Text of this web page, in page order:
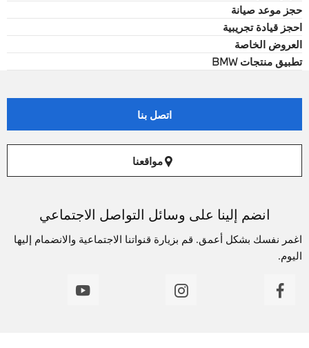
حجز موعد صيانة
احجز قيادة تجريبية
العروض الخاصة
تطبيق منتجات BMW
اتصل بنا
مواقعنا
انضم إلينا على وسائل التواصل الاجتماعي
اغمر نفسك بشكل أعمق. قم بزيارة قنواتنا الاجتماعية والانضمام إليها
اليوم.